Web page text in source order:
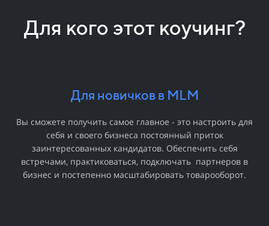
Для кого этот коучинг?
Для новичков в MLM
Вы сможете получить самое главное - это настроить для
себя и своего бизнеса постоянный приток
заинтересованных кандидатов. Обеспечить себя
встречами, практиковаться, подключать партнеров в
бизнес и постепенно масштабировать товарооборот.